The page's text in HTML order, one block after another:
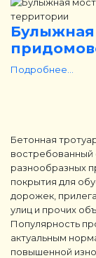
Подробнее...
Бетонная
востребованный
разнообразных
покрытия для
дорожек,
улиц и прочих
Популярность
актуальным
повышенной